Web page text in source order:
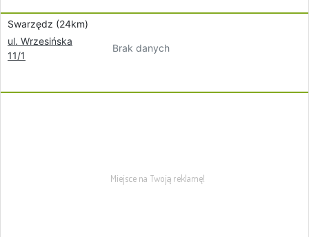
Swarzędz (24km)
ul. Wrzesińska
11/1
Brak danych